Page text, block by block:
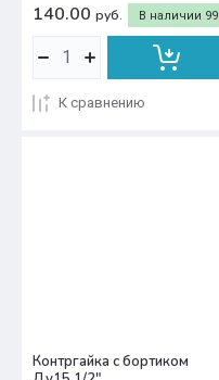
В наличии 99
140.00 руб.
К сравнению
Контргайка с бортиком